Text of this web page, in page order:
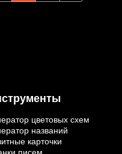
цветовых схем
названий
карточки